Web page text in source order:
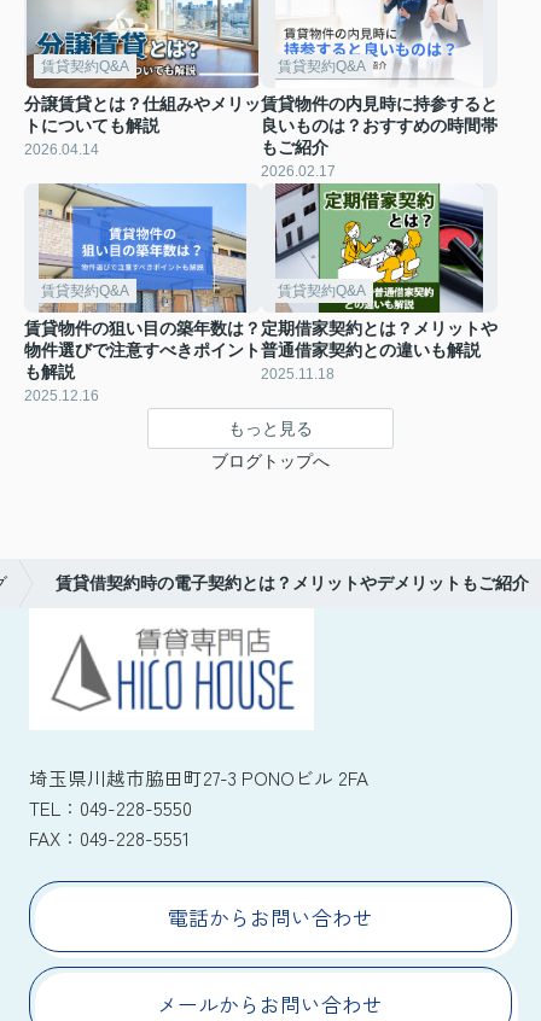
賃貸契約Q&A
分譲賃貸とは？仕組みやメリッ
トについても解説
2026.04.14
賃貸契約Q&A
賃貸物件の内見時に持参すると
良いものは？おすすめの時間帯
もご紹介
2026.02.17
賃貸契約Q&A
賃貸物件の狙い目の築年数は？
物件選びで注意すべきポイント
も解説
2025.12.16
賃貸契約Q&A
定期借家契約とは？メリットや
普通借家契約との違いも解説
2025.11.18
もっと見る
ブログトップへ
賃貸借契約時の電子契約とは？メリットやデメリットもご紹介
埼玉県川越市脇田町27-3 PONOビル 2FA
TEL： 049-228-5550
FAX： 049-228-5551
電話からお問い合わせ
メールからお問い合わせ